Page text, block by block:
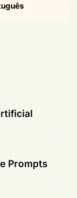
Prompts